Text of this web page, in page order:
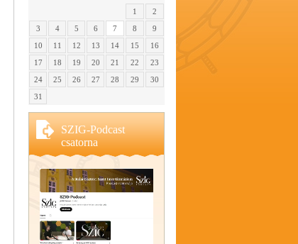
1
2
3
4 5 6 7 8
9
10
11 12 13 14 15
16
17
18 19 20 21 22
23
24
25 26 27 28 29
30
31
SZIG-Podcast
csatorna